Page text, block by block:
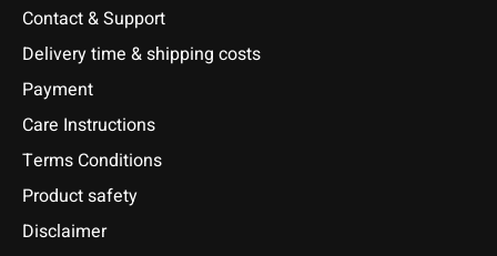
Contact & Support
Delivery time & shipping costs
Payment
Care Instructions
Terms Conditions
Product safety
Disclaimer